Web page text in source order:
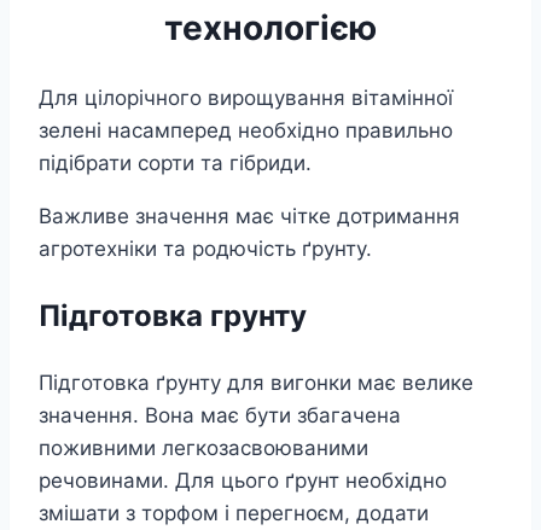
технологією
Для цілорічного вирощування вітамінної
зелені насамперед необхідно правильно
підібрати сорти та гібриди.
Важливе значення має чітке дотримання
агротехніки та родючість ґрунту.
Підготовка грунту
Підготовка ґрунту для вигонки має велике
значення. Вона має бути збагачена
поживними легкозасвоюваними
речовинами. Для цього ґрунт необхідно
змішати з торфом і перегноєм, додати